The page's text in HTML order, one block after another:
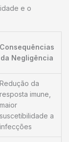
e o
Consequências
da Negligência
Redução da
resposta imune,
maior
suscetibilidade a
infecções